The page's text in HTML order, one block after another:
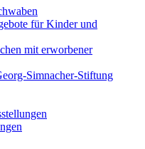
für Kinder und
mit erworbener
Simnacher-Stiftung